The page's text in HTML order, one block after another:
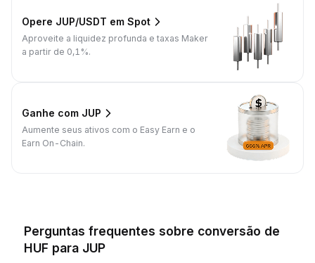
Opere JUP/USDT em Spot
Aproveite a liquidez profunda e taxas Maker
a partir de 0,1%.
Ganhe com JUP
Aumente seus ativos com o Easy Earn e o
Earn On-Chain.
Perguntas frequentes sobre conversão de
HUF para JUP